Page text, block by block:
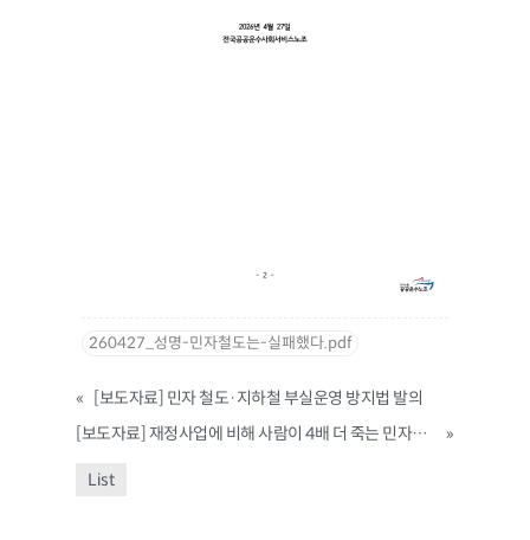
260427_성명-민자철도는-실패했다.pdf
«
[보도자료] 민자 철도·지하철 부실운영 방지법 발의
[보도자료] 재정사업에 비해 사람이 4배 더 죽는 민자철도 민낯! 허울뿐인 민자철도 안전관리 방안 규탄·개선 촉구! 공공운수노조 기자회견
»
List